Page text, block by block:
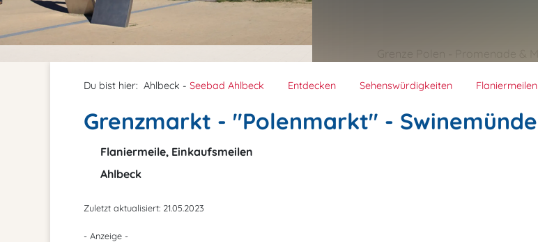
Du bist hier: Ahlbeck - Seebad Ahlbeck Entdecken Sehenswürdigkeiten Flaniermeilen
Grenzmarkt - "Polenmarkt" - Swinemünde
Flaniermeile, Einkaufsmeilen
Ahlbeck
Zuletzt aktualisiert: 21.05.2023
- Anzeige -